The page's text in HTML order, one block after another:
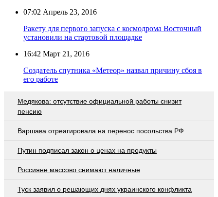
07:02 Апрель 23, 2016
Ракету для первого запуска с космодрома Восточный
установили на стартовой площадке
16:42 Март 21, 2016
Создатель спутника «Метеор» назвал причину сбоя в
его работе
Медякова: отсутствие официальной работы снизит
пенсию
Варшава отреагировала на перенос посольства РФ
Путин подписал закон о ценах на продукты
Россияне массово снимают наличные
Туск заявил о решающих днях украинского конфликта